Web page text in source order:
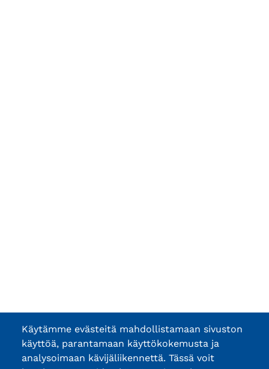
Käytämme evästeitä mahdollistamaan sivuston
käyttöä, parantamaan käyttökokemusta ja
analysoimaan kävijäliikennettä. Tässä voit